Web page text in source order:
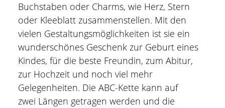
Buchstaben oder Charms, wie Herz, Stern
oder Kleeblatt zusammenstellen. Mit den
vielen Gestaltungsmöglichkeiten ist sie ein
wunderschönes Geschenk zur Geburt eines
Kindes, für die beste Freundin, zum Abitur,
zur Hochzeit und noch viel mehr
Gelegenheiten. Die ABC-Kette kann auf
zwei Längen getragen werden und die